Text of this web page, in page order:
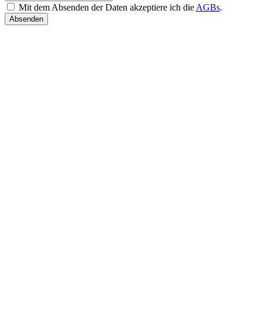
Mit dem Absenden der Daten akzeptiere ich die AGBs.
Absenden